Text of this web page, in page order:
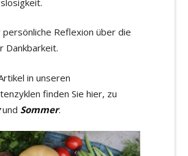
persönliche Reflexion über die
Dankbarkeit.
in unseren
finden Sie hier, zu
und Sommer.